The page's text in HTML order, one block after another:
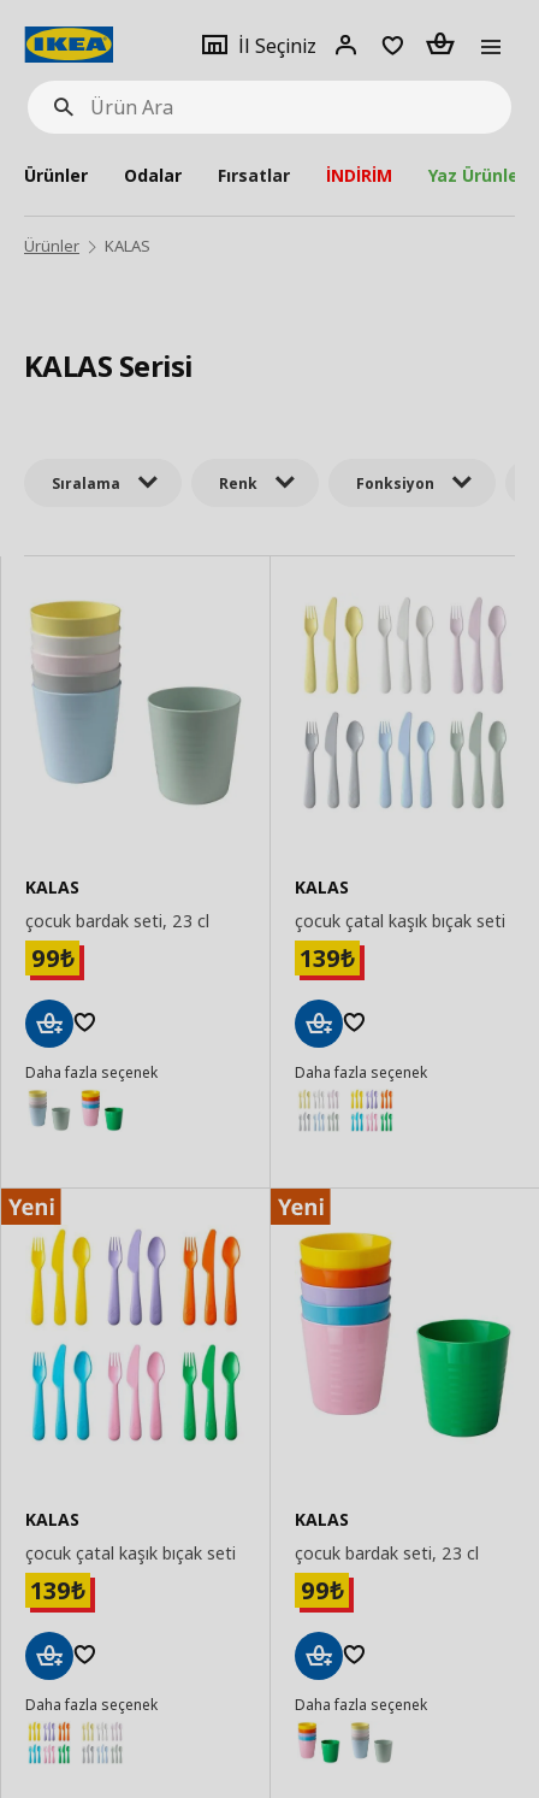
Ürün
Ara
İl Seçiniz
Giriş
Adet
Ürünler Odalar Fırsatlar İNDİRİM Yaz Ürünleri
Ürünler KALAS
KALAS Serisi
Sıralama Renk Fonksiyon
KALAS
çocuk bardak seti, 23 cl
99₺
Ekle
Daha fazla seçenek
KALAS
çocuk çatal kaşık bıçak seti
139₺
Ekle
Daha fazla seçenek
KALAS
çocuk çatal kaşık bıçak seti
139₺
Ekle
Daha fazla seçenek
KALAS
çocuk bardak seti, 23 cl
99₺
Ekle
Daha fazla seçenek